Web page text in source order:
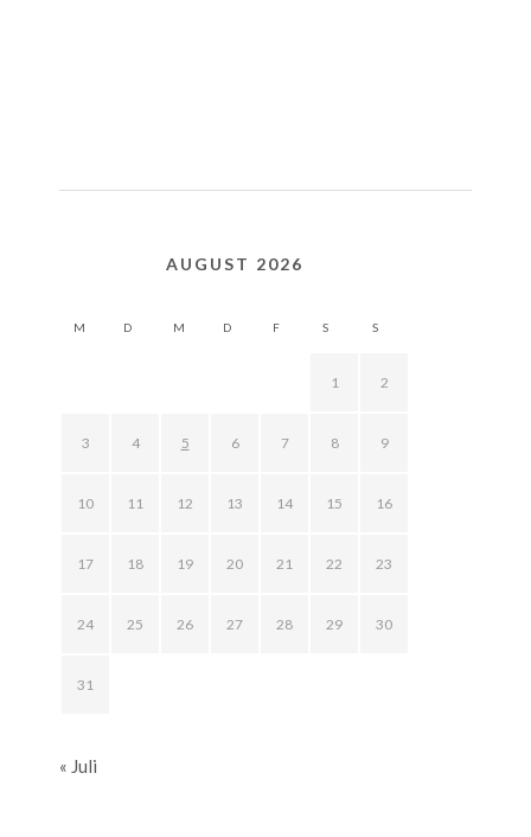
AUGUST 2026
M D M D F S S
1 2
3 4 5 6 7 8 9
10 11 12 13 14 15 16
17 18 19 20 21 22 23
24 25 26 27 28 29 30
31
« Juli